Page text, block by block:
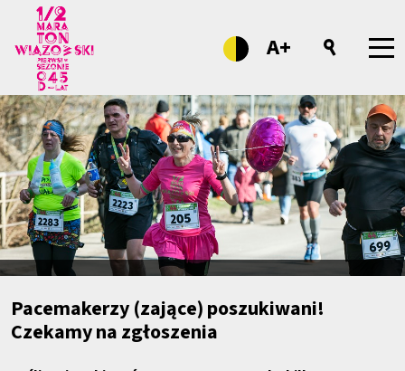
A+
Pacemakerzy (zające) poszukiwani!
Czekamy na zgłoszenia